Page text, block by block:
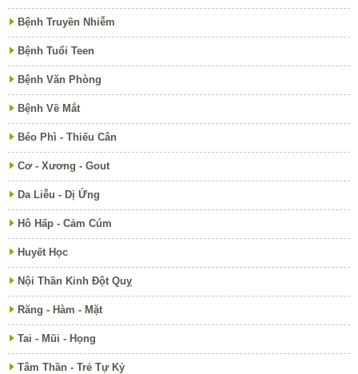
Bệnh Truyền Nhiễm
Bệnh Tuổi Teen
Bệnh Văn Phòng
Bệnh Về Mắt
Béo Phì - Thiếu Cân
Cơ - Xương - Gout
Da Liễu - Dị Ứng
Hô Hấp - Cảm Cúm
Huyết Học
Nội Thần Kinh Đột Quỵ
Răng - Hàm - Mặt
Tai - Mũi - Họng
Tâm Thần - Trẻ Tự Kỷ